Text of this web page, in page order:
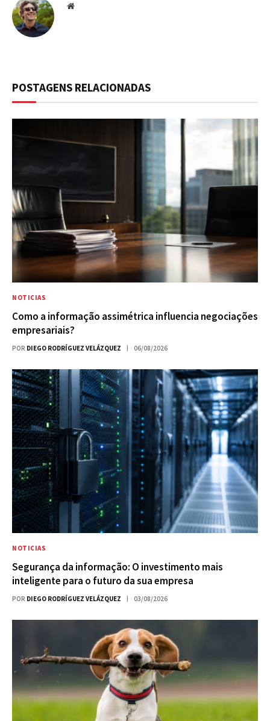
Website
POSTAGENS RELACIONADAS
NOTICIAS
Como a informação assimétrica influencia negociações
empresariais?
POR DIEGO RODRÍGUEZ VELÁZQUEZ 06/08/2026
NOTICIAS
Segurança da informação: O investimento mais
inteligente para o futuro da sua empresa
POR DIEGO RODRÍGUEZ VELÁZQUEZ 03/08/2026